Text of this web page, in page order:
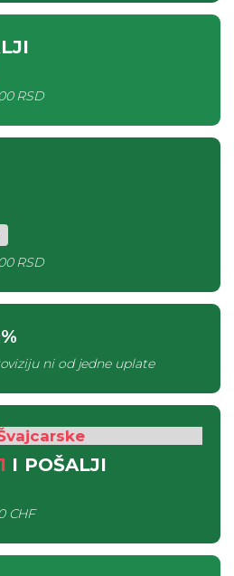
RSD
RSD
ni od jedne uplate
I POŠALJI
CHF